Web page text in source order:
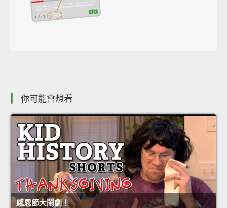
你可能會想看
感恩節大鬧劇！